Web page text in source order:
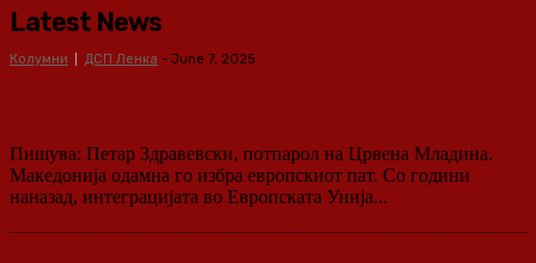
Latest News
Колумни ДСП Ленка - June 7, 2025
Пишува: Петар Здравевски, потпарол на Црвена Младина.
Македонија одамна го избра европскиот пат. Со години
наназад, интеграцијата во Европската Унија...